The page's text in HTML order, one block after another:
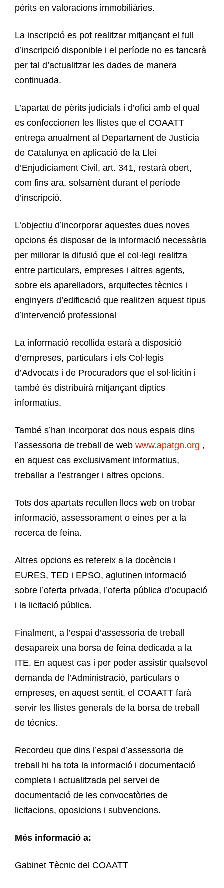
pèrits en valoracions immobiliàries.
La inscripció es pot realitzar mitjançant el full
d’inscripció disponible i el període no es tancarà
per tal d’actualitzar les dades de manera
continuada.
L’apartat de pèrits judicials i d’ofici amb el qual
es confeccionen les llistes que el COAATT
entrega anualment al Departament de Justícia
de Catalunya en aplicació de la Llei
d’Enjudiciament Civil, art. 341, restarà obert,
com fins ara, solsamènt durant el període
d’inscripció.
L’objectiu d’incorporar aquestes dues noves
opcions és disposar de la informació necessària
per millorar la difusió que el col·legi realitza
entre particulars, empreses i altres agents,
sobre els aparelladors, arquitectes tècnics i
enginyers d’edificació que realitzen aquest tipus
d’intervenció professional
La informació recollida estarà a disposició
d’empreses, particulars i els Col·legis
d’Advocats i de Procuradors que el sol·licitin i
també és distribuirà mitjançant díptics
informatius.
També s’han incorporat dos nous espais dins
l’assessoria de treball de web www.apatgn.org ,
en aquest cas exclusivament informatius,
treballar a l’estranger i altres opcions.
Tots dos apartats recullen llocs web on trobar
informació, assessorament o eines per a la
recerca de feina.
Altres opcions es refereix a la docència i
EURES, TED i EPSO, aglutinen informació
sobre l’oferta privada, l’oferta pública d’ocupació
i la licitació pública.
Finalment, a l’espai d’assessoria de treball
desapareix una borsa de feina dedicada a la
ITE. En aquest cas i per poder assistir qualsevol
demanda de l’Administració, particulars o
empreses, en aquest sentit, el COAATT farà
servir les llistes generals de la borsa de treball
de tècnics.
Recordeu que dins l’espai d’assessoria de
treball hi ha tota la informació i documentació
completa i actualitzada pel servei de
documentació de les convocatòries de
licitacions, oposicions i subvencions.
Més informació a:
Gabinet Tècnic del COAATT